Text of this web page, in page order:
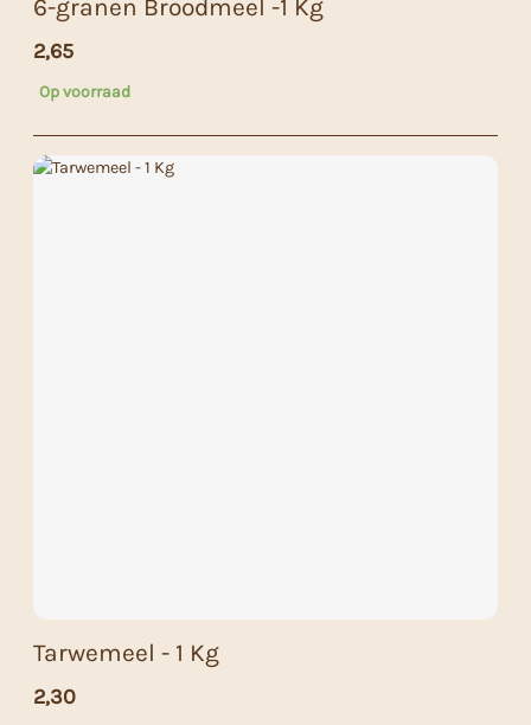
6-granen Broodmeel -1 Kg
2,65
Op voorraad
Tarwemeel - 1 Kg
2,30